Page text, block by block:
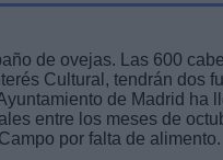
de ovejas. Las 600
Cultural, tendrán dos
de Madrid ha
entre los meses de
por falta de alimento.